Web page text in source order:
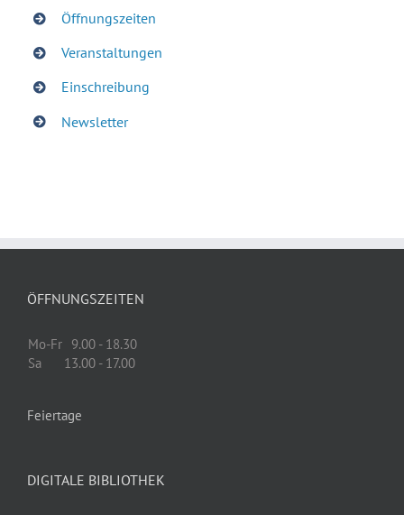
Öffnungszeiten
Veranstaltungen
Einschreibung
Newsletter
ÖFFNUNGSZEITEN
Mo-Fr 9.00 - 18.30
Sa
13.00 - 17.00
Feiertage
DIGITALE BIBLIOTHEK